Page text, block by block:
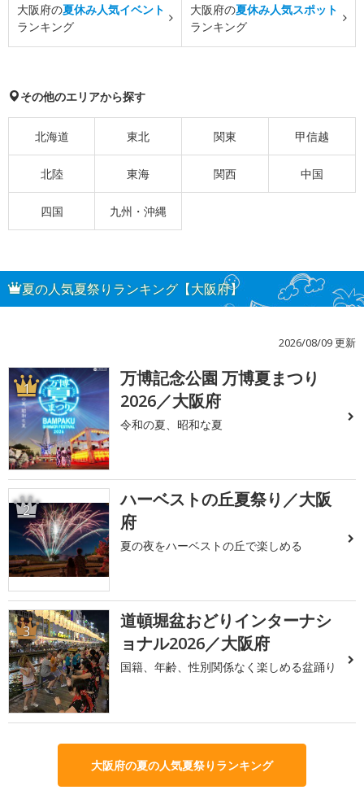
大阪府の夏休み人気イベント
ランキング
大阪府の夏休み人気スポット
ランキング
その他のエリアから探す
北海道 東北 関東 甲信越
北陸 東海 関西 中国
四国 九州・沖縄
夏の人気夏祭りランキング【大阪府】
2026/08/09 更新
1
万博記念公園 万博夏まつり
2026／大阪府
令和の夏、昭和な夏
2
ハーベストの丘夏祭り／大阪
府
夏の夜をハーベストの丘で楽しめる
3
道頓堀盆おどりインターナシ
ョナル2026／大阪府
国籍、年齢、性別関係なく楽しめる盆踊り
大阪府の夏の人気夏祭りランキング